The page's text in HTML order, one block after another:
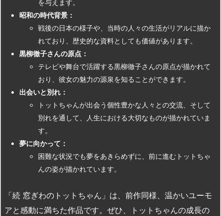
を与えます。
昭和の時代背景：
戦後の日本の様子や、当時の人々の生活がリアルに描か
れており、歴史的な資料としても価値があります。
黒柳徹子さんの原点：
テレビや舞台で活躍する黒柳徹子さんの原点が描かれて
おり、彼女の魅力の源泉を知ることができます。
出会いと別れ：
トットちゃんが出会う個性豊かな人々との交流、そして
別れを通して、人生における大切なものが描かれていま
す。
夢に向かって：
困難な状況でも夢をあきらめずに、前に進むトットちゃ
んの姿が描かれています。
「続 窓ぎわのトットちゃん」は、前作同様、温かいユーモ
アと感動に満ちた作品です。ぜひ、トットちゃんの成長の